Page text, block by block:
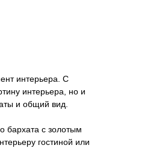
интерьера. С
интерьера, но и
и общий вид.
бархата с золотым
гостиной или